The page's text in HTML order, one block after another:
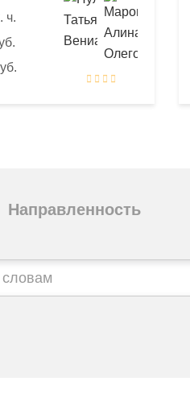
ч.
Направленность